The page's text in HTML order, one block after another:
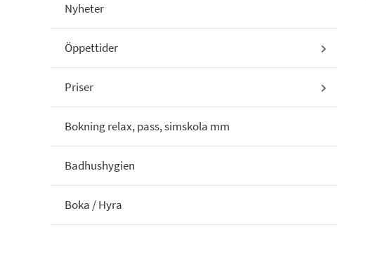
Nyheter
Öppettider
Priser
Bokning relax, pass, simskola mm
Badhushygien
Boka / Hyra